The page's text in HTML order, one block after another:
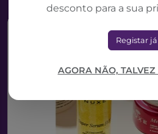
desconto para a sua
Registar já
AGORA NÃO,